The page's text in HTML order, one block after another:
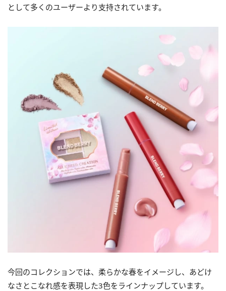
として多くのユーザーより支持されています。
今回のコレクションでは、柔らかな春をイメージし、あどけ
なさとこなれ感を表現した3色をラインナップしています。